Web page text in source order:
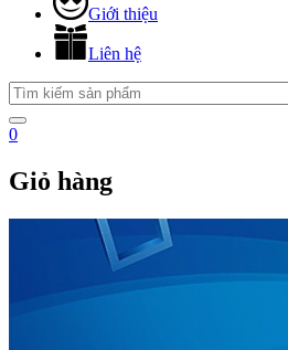
Giới thiệu
Liên hệ
0
Giỏ hàng